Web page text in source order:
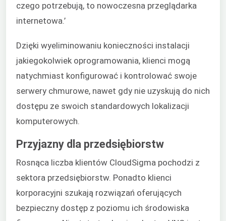
czego potrzebują, to nowoczesna przeglądarka
internetowa.’
Dzięki wyeliminowaniu konieczności instalacji
jakiegokolwiek oprogramowania, klienci mogą
natychmiast konfigurować i kontrolować swoje
serwery chmurowe, nawet gdy nie uzyskują do nich
dostępu ze swoich standardowych lokalizacji
komputerowych.
Przyjazny dla przedsiębiorstw
Rosnąca liczba klientów CloudSigma pochodzi z
sektora przedsiębiorstw. Ponadto klienci
korporacyjni szukają rozwiązań oferujących
bezpieczny dostęp z poziomu ich środowiska